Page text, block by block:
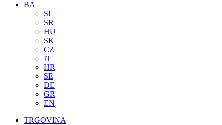
BA
SI
SR
HU
SK
CZ
IT
HR
SE
DE
GR
EN
TRGOVINA